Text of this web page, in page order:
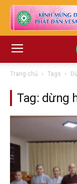
Trang chủ Tags
Tag: dừng